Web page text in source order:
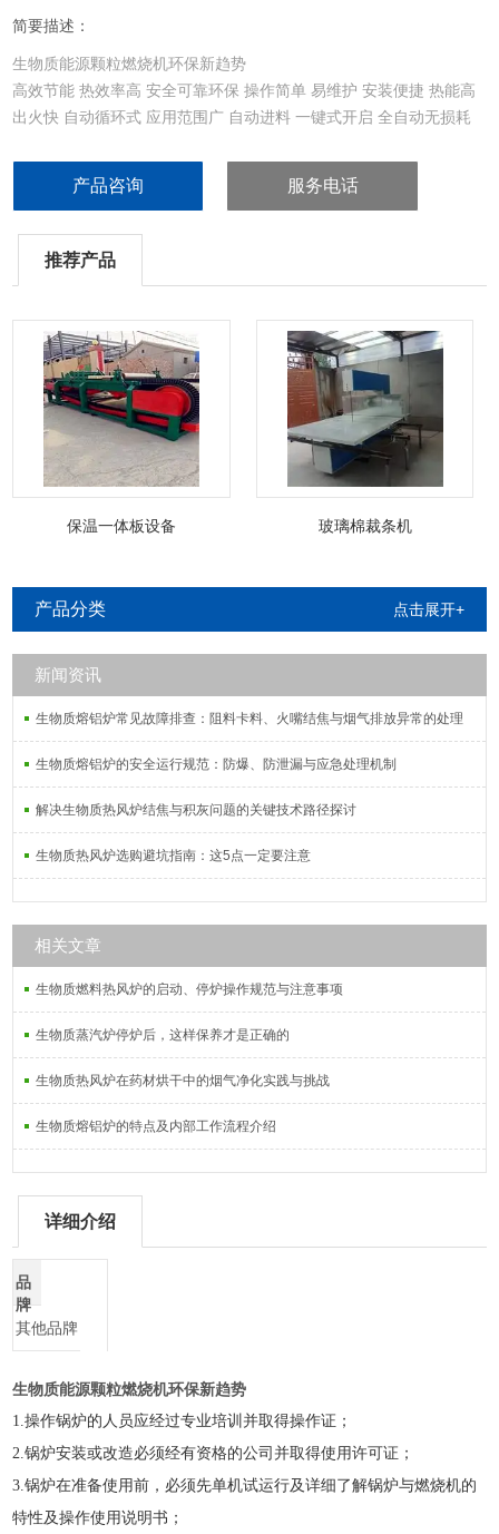
简要描述：
生物质能源颗粒燃烧机环保新趋势
高效节能 热效率高 安全可靠环保 操作简单 易维护 安装便捷 热能高
出火快 自动循环式 应用范围广 自动进料 一键式开启 全自动无损耗
产品咨询 服务电话
推荐产品
保温一体板设备 玻璃棉裁条机
产品分类 点击展开+
新闻资讯
生物质熔铝炉常见故障排查：阻料卡料、火嘴结焦与烟气排放异常的处理
生物质熔铝炉的安全运行规范：防爆、防泄漏与应急处理机制
解决生物质热风炉结焦与积灰问题的关键技术路径探讨
生物质热风炉选购避坑指南：这5点一定要注意
相关文章
生物质燃料热风炉的启动、停炉操作规范与注意事项
生物质蒸汽炉停炉后，这样保养才是正确的
生物质热风炉在药材烘干中的烟气净化实践与挑战
生物质熔铝炉的特点及内部工作流程介绍
详细介绍
品
牌
其他品牌
生物质能源颗粒燃烧机环保新趋势
1.操作锅炉的人员应经过专业培训并取得操作证；
2.锅炉安装或改造必须经有资格的公司并取得使用许可证；
3.锅炉在准备使用前，必须先单机试运行及详细了解锅炉与燃烧机的
特性及操作使用说明书；